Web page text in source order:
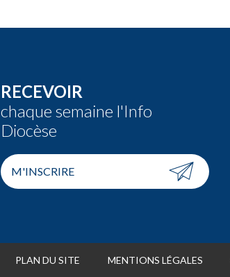
RECEVOIR
chaque semaine l'Info
Diocèse
M'INSCRIRE
PLAN DU SITE MENTIONS LÉGALES